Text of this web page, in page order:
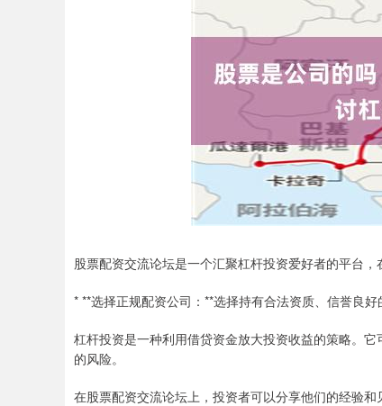
股票配资交流论坛是一个汇聚杠杆投资爱好者的平台
* **选择正规配资公司：**选择持有合法资质、信誉良
杠杆投资是一种利用借贷资金放大投资收益的策略。
的风险。
在股票配资交流论坛上，投资者可以分享他们的经验